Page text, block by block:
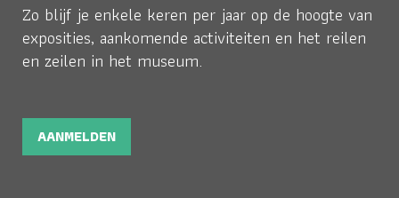
Zo blijf je enkele keren per jaar op de hoogte van
exposities, aankomende activiteiten en het reilen
en zeilen in het museum.
AANMELDEN